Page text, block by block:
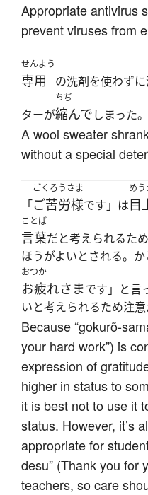
Appropriate antivirus
prevent viruses from
せんよう
専用 の洗剤を使わず
ターが
ちぢ
縮んでしまった。
A wool sweater
without a special
「
ごくろうさま
ご苦労様です」は
めう
目
ことば
言葉だと考えられるため
ほうがよいとされる。
おつか
お疲れさまです」と言
いと考えられるため注意
Because “gokurõ-
your hard work”) is
expression of
higher in status to
it is best not to use it
status. However, it’s
appropriate for
desu” (Thank you for
teachers, so care